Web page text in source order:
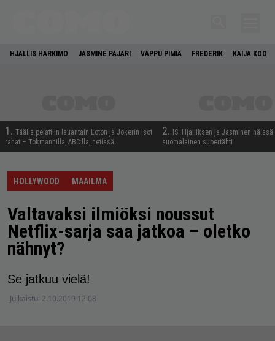
HJALLIS HARKIMO JASMINE PAJARI VAPPU PIMIÄ FREDERIK KAIJA KOO
1. Täällä pelattiin lauantain Loton ja Jokerin isot
rahat – Tokmannilla, ABC:lla, netissä…
2.
IS: Hjalliksen ja Jasminen häissä
suomalainen supertähti
HOLLYWOOD MAAILMA
Valtavaksi ilmiöksi noussut
Netflix-sarja saa jatkoa – oletko
nähnyt?
Se jatkuu vielä!
Julkaistu: 2.10.2019 12:08